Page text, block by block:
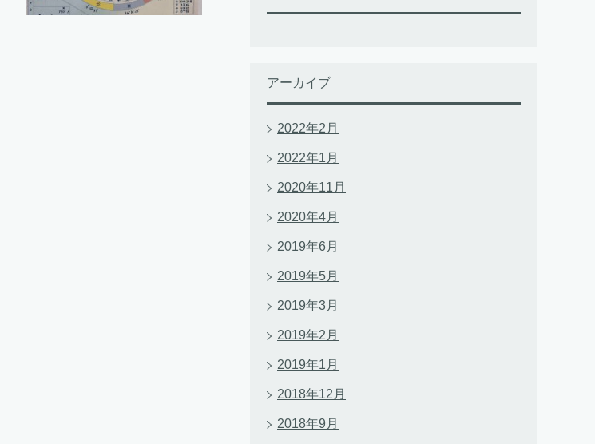
アーカイブ
2022年2月
2022年1月
2020年11月
2020年4月
2019年6月
2019年5月
2019年3月
2019年2月
2019年1月
2018年12月
2018年9月